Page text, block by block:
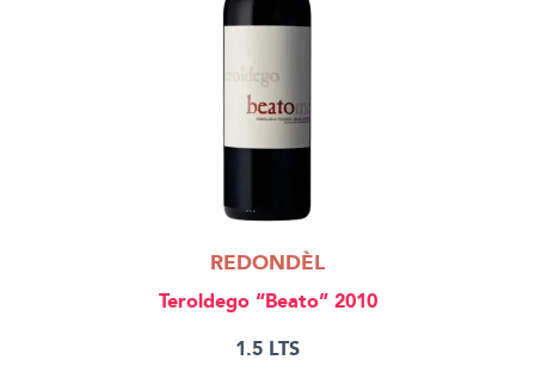
REDONDÈL
Teroldego “Beato” 2010
1.5 LTS